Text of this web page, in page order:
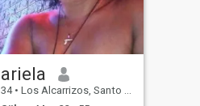
ariela
34 • Los Alcarrizos, Santo Domingo, Dominikanska Rep.